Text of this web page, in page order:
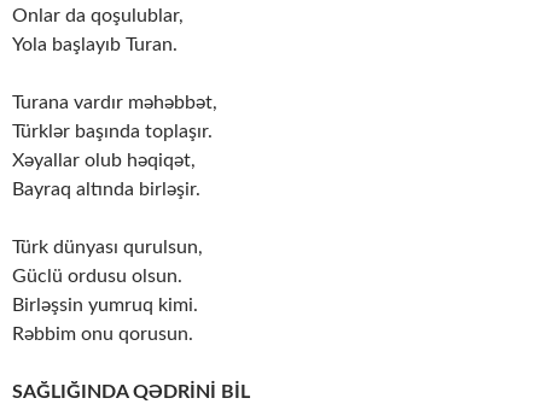
Onlar da qoşulublar,
Yola başlayıb Turan.
Turana vardır məhəbbət,
Türklər başında toplaşır.
Xəyallar olub həqiqət,
Bayraq altında birləşir.
Türk dünyası qurulsun,
Güclü ordusu olsun.
Birləşsin yumruq kimi.
Rəbbim onu qorusun.
SAĞLIĞINDA QƏDRİNİ BİL